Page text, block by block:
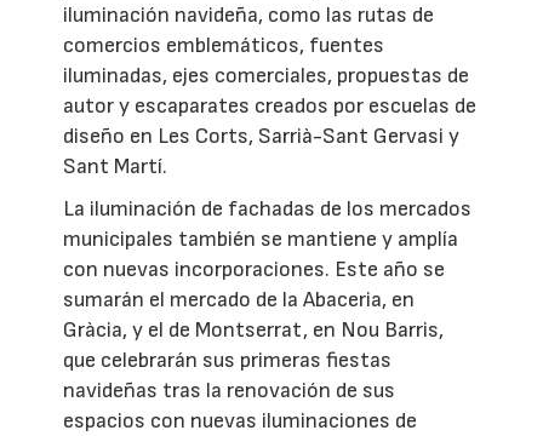
iluminación navideña, como las rutas de
comercios emblemáticos, fuentes
iluminadas, ejes comerciales, propuestas de
autor y escaparates creados por escuelas de
diseño en Les Corts, Sarrià-Sant Gervasi y
Sant Martí.
La iluminación de fachadas de los mercados
municipales también se mantiene y amplía
con nuevas incorporaciones. Este año se
sumarán el mercado de la Abaceria, en
Gràcia, y el de Montserrat, en Nou Barris,
que celebrarán sus primeras fiestas
navideñas tras la renovación de sus
espacios con nuevas iluminaciones de